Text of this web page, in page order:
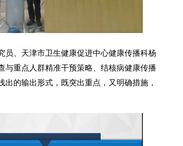
、天津市卫生健康促进中心健康传播科杨
与重点人群精准干预策略、结核病健康传播
的输出形式，既突出重点，又明确措施，